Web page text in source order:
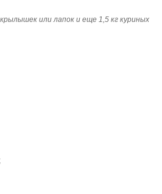
или лапок и еще 1,5 кг куриных